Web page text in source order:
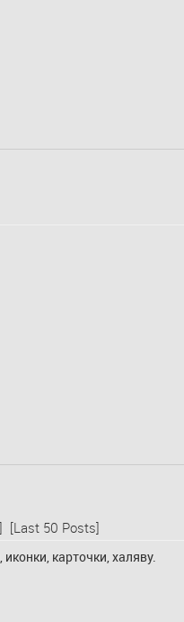
[Last 50 Posts]
карточки, халяву.